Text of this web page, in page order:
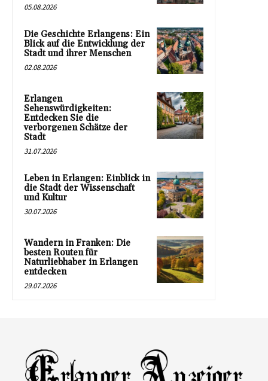
05.08.2026
Die Geschichte Erlangens: Ein
Blick auf die Entwicklung der
Stadt und ihrer Menschen
02.08.2026
Erlangen
Sehenswürdigkeiten:
Entdecken Sie die
verborgenen Schätze der
Stadt
31.07.2026
Leben in Erlangen: Einblick in
die Stadt der Wissenschaft
und Kultur
30.07.2026
Wandern in Franken: Die
besten Routen für
Naturliebhaber in Erlangen
entdecken
29.07.2026